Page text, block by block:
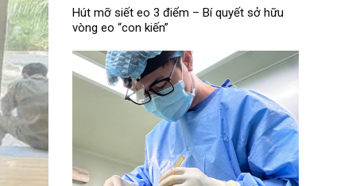
Hút mỡ siết eo 3 điểm – Bí quyết sở hữu
vòng eo “con kiến”